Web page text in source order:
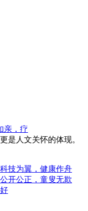
亲，疗
是人文关怀的体现。
技为翼，健康作舟
开公正，童叟无欺